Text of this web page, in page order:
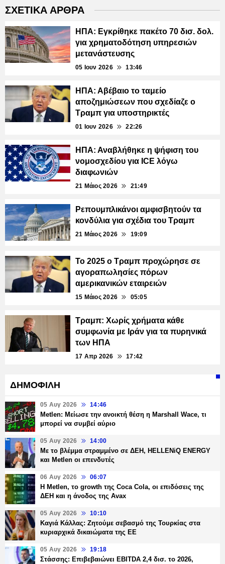
ΣΧΕΤΙΚΑ ΑΡΘΡΑ
ΗΠΑ: Εγκρίθηκε πακέτο 70 δισ. δολ.
για χρηματοδότηση υπηρεσιών
μετανάστευσης
05 Ιουν 2026 13:46
ΗΠΑ: Αβέβαιο το ταμείο
αποζημιώσεων που σχεδίαζε ο
Τραμπ για υποστηρικτές
01 Ιουν 2026 22:26
ΗΠΑ: Αναβλήθηκε η ψήφιση του
νομοσχεδίου για ICE λόγω
διαφωνιών
21 Μάιος 2026 21:49
Ρεπουμπλικάνοι αμφισβητούν τα
κονδύλια για σχέδια του Τραμπ
21 Μάιος 2026 19:09
Το 2025 ο Τραμπ προχώρησε σε
αγοραπωλησίες πόρων
αμερικανικών εταιρειών
15 Μάιος 2026 05:05
Τραμπ: Χωρίς χρήματα κάθε
συμφωνία με Ιράν για τα πυρηνικά
των ΗΠΑ
17 Απρ 2026 17:42
ΔΗΜΟΦΙΛΗ
05 Αυγ 2026 14:46
Metlen: Μείωσε την ανοικτή θέση η Marshall Wace, τι
μπορεί να συμβεί αύριο
05 Αυγ 2026 14:00
Με το βλέμμα στραμμένο σε ΔΕΗ, HELLENiQ ENERGY
και Metlen οι επενδυτές
06 Αυγ 2026 06:07
H Metlen, το growth της Coca Cola, οι επιδόσεις της
ΔΕΗ και η άνοδος της Avax
05 Αυγ 2026 10:10
Καγιά Κάλλας: Ζητούμε σεβασμό της Τουρκίας στα
κυριαρχικά δικαιώματα της ΕΕ
05 Αυγ 2026 19:18
Στάσσης: Επιβεβαιώνει EBITDA 2,4 δισ. το 2026,